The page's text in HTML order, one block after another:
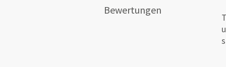
Bewertungen